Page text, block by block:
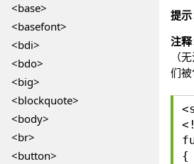
<base>
<basefont>
<bdi>
<bdo>
<big>
<blockquote>
<body>
<br>
<button>
提示
注释
（
们被
{